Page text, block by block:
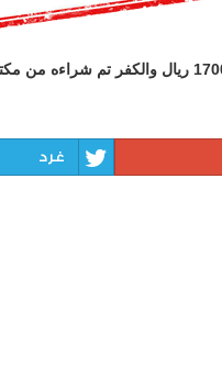
غرد